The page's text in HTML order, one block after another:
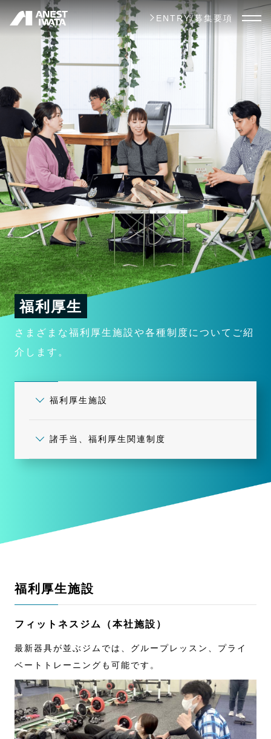
イ
ン
テ
ツ
に
移
動
ENTRY/募集要項
福利厚生
さまざまな福利厚生施設や各種制度についてご紹
介します。
福利厚生施設
諸手当、福利厚生関連制度
福利厚生施設
フィットネスジム（本社施設）
最新器具が並ぶジムでは、グループレッスン、プライ
ベートトレーニングも可能です。